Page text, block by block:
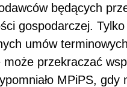
będących
gospodarczej.
umów
może przekraczać
MPiPS, gdy